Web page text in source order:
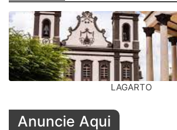
LAGARTO
Anuncie Aqui